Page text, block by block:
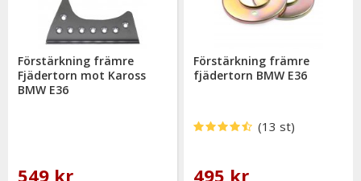
Förstärkning främre
Fjädertorn mot Kaross
BMW E36
549 kr
Förstärkning främre
fjädertorn BMW E36
(13 st)
495 kr